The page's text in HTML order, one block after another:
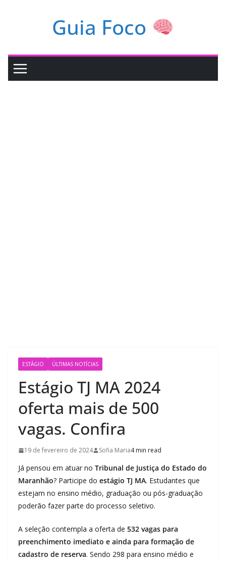
Guia Foco
ESTÁGIO ÚLTIMAS NOTÍCIAS
Estágio TJ MA 2024
oferta mais de 500
vagas. Confira
19 de fevereiro de 2024 Sofia Maria4 min read
Já pensou em atuar no Tribunal de Justiça do Estado do
Maranhão? Participe do estágio TJ MA. Estudantes que
estejam no ensino médio, graduação ou pós-graduação
poderão fazer parte do processo seletivo.
A seleção contempla a oferta de 532 vagas para
preenchimento imediato e ainda para formação de
cadastro de reserva. Sendo 298 para ensino médio e